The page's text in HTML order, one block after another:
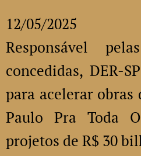
12/05/2025
Responsável
concedidas, DER-
para acelerar obras
Paulo Pra Toda
projetos de R$ 30